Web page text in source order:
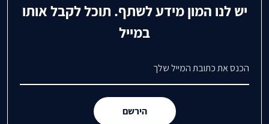
יש לנו המון מידע לשתף. תוכל לקבל אותו
במייל
הירשם